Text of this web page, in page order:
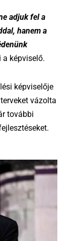
adjuk fel a
hanem a
képviselő.
képviselője
vázolta
további